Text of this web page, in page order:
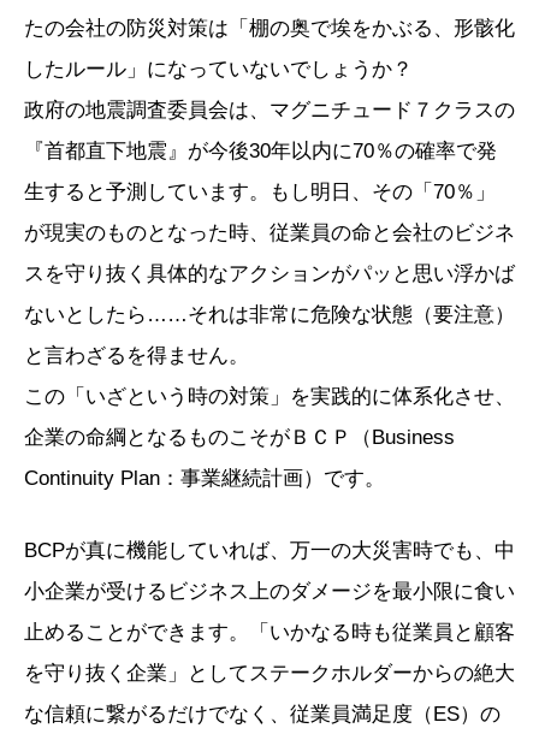
たの会社の防災対策は「棚の奥で埃をかぶる、形骸化
したルール」になっていないでしょうか？
政府の地震調査委員会は、マグニチュード７クラスの
『首都直下地震』が今後30年以内に70％の確率で発
生すると予測しています。もし明日、その「70％」
が現実のものとなった時、従業員の命と会社のビジネ
スを守り抜く具体的なアクションがパッと思い浮かば
ないとしたら……それは非常に危険な状態（要注意）
と言わざるを得ません。
この「いざという時の対策」を実践的に体系化させ、
企業の命綱となるものこそがＢＣＰ（Business
Continuity Plan：事業継続計画）です。
BCPが真に機能していれば、万一の大災害時でも、中
小企業が受けるビジネス上のダメージを最小限に食い
止めることができます。「いかなる時も従業員と顧客
を守り抜く企業」としてステークホルダーからの絶大
な信頼に繋がるだけでなく、従業員満足度（ES）の